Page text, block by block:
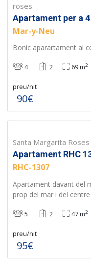
roses
Apartament per a
Mar-y-Neu
Bonic aparartament al
4 2 69 m2
preu/nit
90€
Santa Margarita Roses
Apartament RHC
RHC-1307
Apartament davant del
prop del mar i del
5 2 47 m2
preu/nit
95€